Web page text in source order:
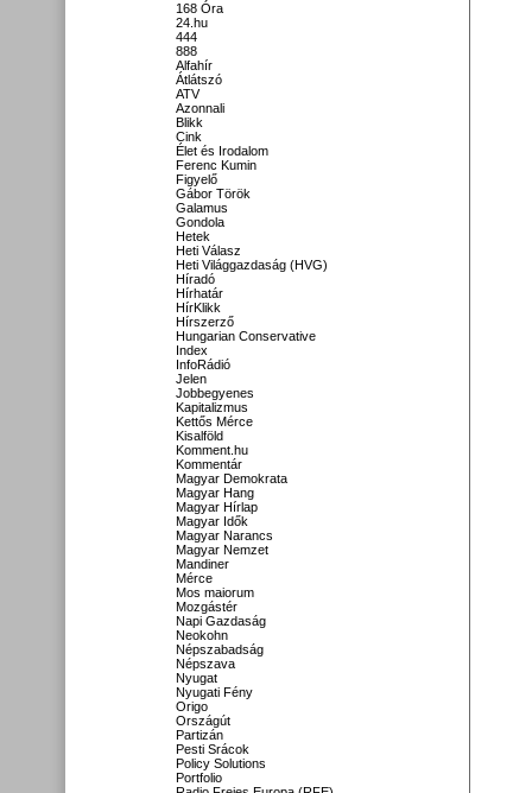
168 Óra
24.hu
444
888
Alfahír
Átlátszó
ATV
Azonnali
Blikk
Cink
Élet és Irodalom
Ferenc Kumin
Figyelő
Gábor Török
Galamus
Gondola
Hetek
Heti Válasz
Heti Világgazdaság (HVG)
Híradó
Hírhatár
HírKlikk
Hírszerző
Hungarian Conservative
Index
InfoRádió
Jelen
Jobbegyenes
Kapitalizmus
Kettős Mérce
Kisalföld
Komment.hu
Kommentár
Magyar Demokrata
Magyar Hang
Magyar Hírlap
Magyar Idők
Magyar Narancs
Magyar Nemzet
Mandiner
Mérce
Mos maiorum
Mozgástér
Napi Gazdaság
Neokohn
Népszabadság
Népszava
Nyugat
Nyugati Fény
Origo
Országút
Partizán
Pesti Srácok
Policy Solutions
Portfolio